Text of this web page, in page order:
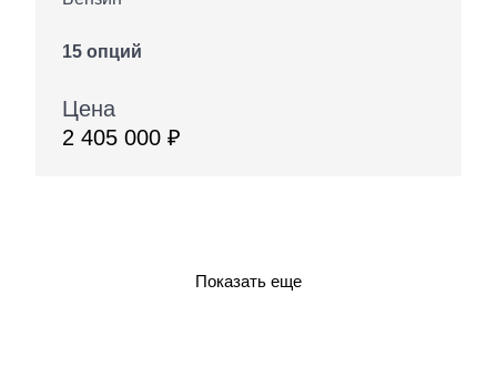
15 опций
Цена
2 405 000 ₽
Показать еще